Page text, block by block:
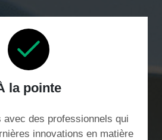
la pointe
avec des professionnels qui
innovations en matière